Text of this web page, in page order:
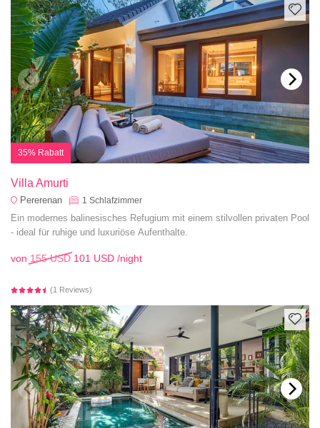
35% Rabatt
Villa Amurti
Pererenan 1 Schlafzimmer
Ein modernes balinesisches Refugium mit einem stilvollen privaten Pool
- ideal für ruhige und luxuriöse Aufenthalte.
von 155 USD 101 USD /night
(1 Reviews)